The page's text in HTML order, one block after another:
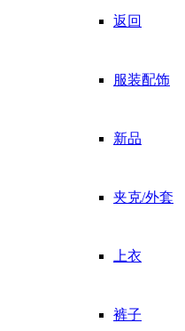
返回
服装配饰
新品
夹克/外套
上衣
裤子